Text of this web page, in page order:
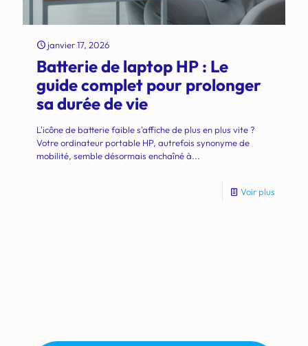
janvier 17, 2026
Batterie de laptop HP : Le
guide complet pour prolonger
sa durée de vie
L'icône de batterie faible s'affiche de plus en plus vite ?
Votre ordinateur portable HP, autrefois synonyme de
mobilité, semble désormais enchaîné à...
Voir plus